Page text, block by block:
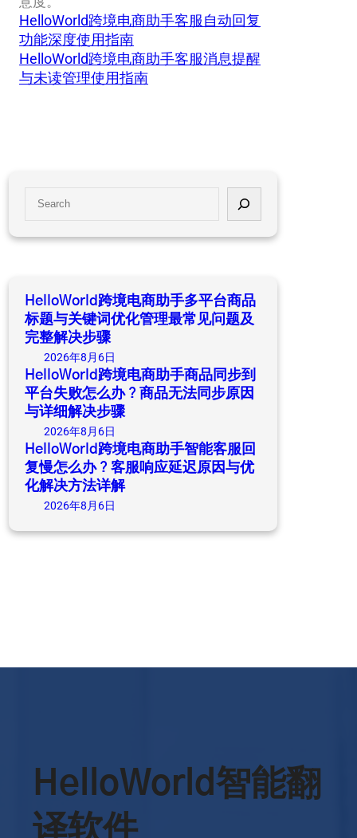
HelloWorld跨境电商助手客服自动回复
功能深度使用指南
HelloWorld跨境电商助手客服消息提醒
与未读管理使用指南
a
h
HelloWorld跨境电商助手多平台商品
标题与关键词优化管理最常见问题及
完整解决步骤
2026年8月6日
HelloWorld跨境电商助手商品同步到
平台失败怎么办？商品无法同步原因
与详细解决步骤
2026年8月6日
HelloWorld跨境电商助手智能客服回
复慢怎么办？客服响应延迟原因与优
化解决方法详解
2026年8月6日
HelloWorld智能翻
译软件